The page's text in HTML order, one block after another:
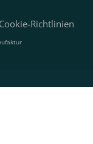
Cookie-Richtlinien